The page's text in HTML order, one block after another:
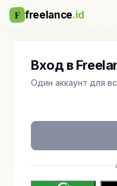
F freelance.id
Вход в
Один аккаунт для